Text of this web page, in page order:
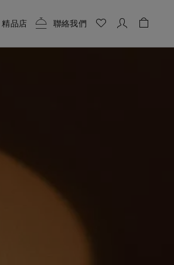
精品店 聯絡我們